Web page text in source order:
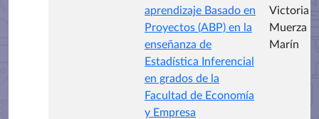
aprendizaje Basado en
Proyectos (ABP) en la
enseñanza de
Estadística Inferencial
en grados de la
Facultad de Economía
y Empresa
Victoria
Muerza
Marín